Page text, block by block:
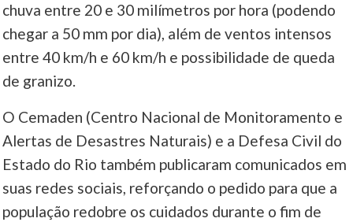
chuva entre 20 e 30 milímetros por hora (podendo
chegar a 50 mm por dia), além de ventos intensos
entre 40 km/h e 60 km/h e possibilidade de queda
de granizo.
O Cemaden (Centro Nacional de Monitoramento e
Alertas de Desastres Naturais) e a Defesa Civil do
Estado do Rio também publicaram comunicados em
suas redes sociais, reforçando o pedido para que a
população redobre os cuidados durante o fim de